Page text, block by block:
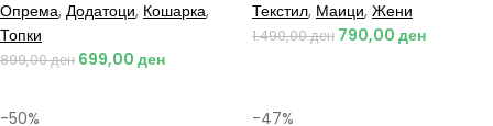
Опрема, Додатоци, Кошарка,
Топки
899,00ден 699,00 ден
Текстил, Маици, Жени
1.490,00ден 790,00 ден
-50% -47%